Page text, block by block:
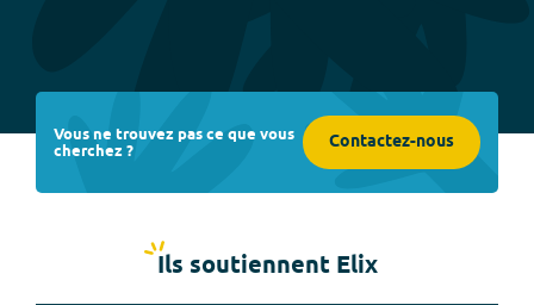
Vous ne trouvez pas ce que vous
cherchez ? Contactez-nous
Ils soutiennent Elix